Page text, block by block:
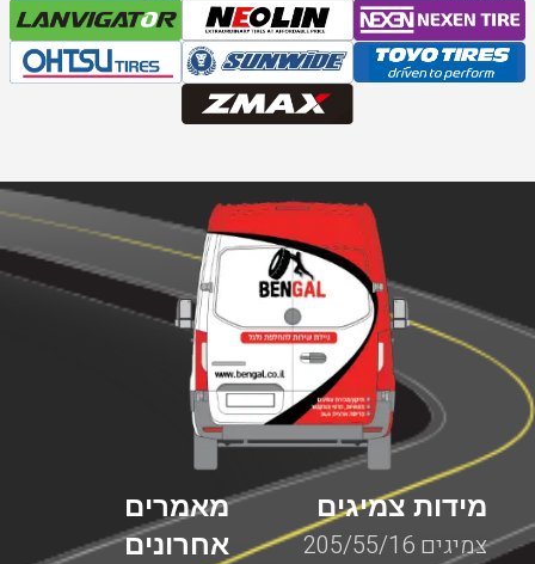
מאמרים
אחרונים
מידות צמיגים
צמיגים 205/55/16